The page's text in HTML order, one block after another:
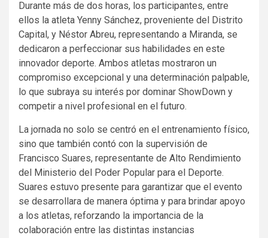
Durante más de dos horas, los participantes, entre
ellos la atleta Yenny Sánchez, proveniente del Distrito
Capital, y Néstor Abreu, representando a Miranda, se
dedicaron a perfeccionar sus habilidades en este
innovador deporte. Ambos atletas mostraron un
compromiso excepcional y una determinación palpable,
lo que subraya su interés por dominar ShowDown y
competir a nivel profesional en el futuro.
La jornada no solo se centró en el entrenamiento físico,
sino que también contó con la supervisión de
Francisco Suares, representante de Alto Rendimiento
del Ministerio del Poder Popular para el Deporte.
Suares estuvo presente para garantizar que el evento
se desarrollara de manera óptima y para brindar apoyo
a los atletas, reforzando la importancia de la
colaboración entre las distintas instancias